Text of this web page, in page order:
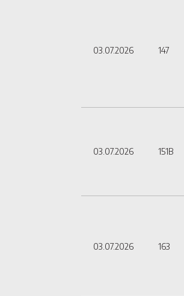
03.07.2026 147
03.07.2026 151B
03.07.2026 163